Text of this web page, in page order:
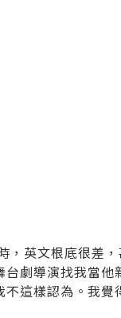
，英文根底很差
劇導演找我當他
不這樣認為。我